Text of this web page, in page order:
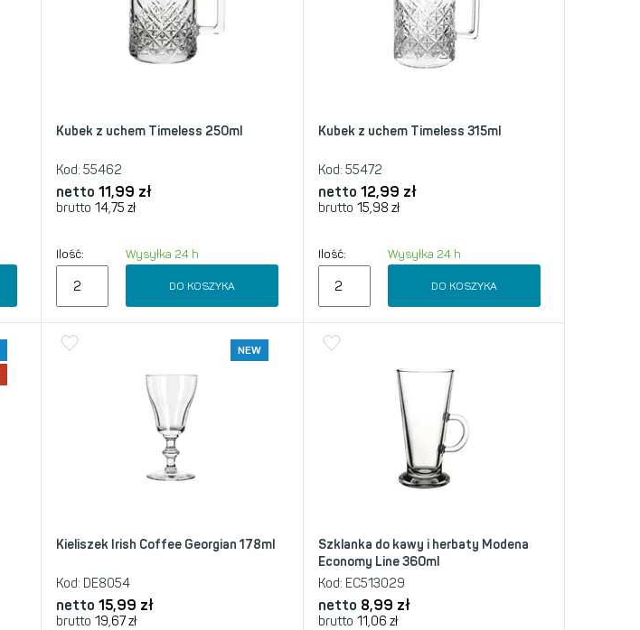
Kubek z uchem Timeless 250ml
Kod: 55462
netto 11,99 zł
brutto 14,75zł
Ilość: Wysyłka 24 h
DO KOSZYKA
Kubek z uchem Timeless 315ml
Kod: 55472
netto 12,99 zł
brutto 15,98 zł
Ilość: Wysyłka 24 h
DO KOSZYKA
NEW
Kieliszek Irish Coffee Georgian 178ml
Kod: DE8054
netto 15,99 zł
brutto 19,67zł
Szklanka do kawy i herbaty Modena
Economy Line 360ml
Kod: EC513029
netto 8,99 zł
brutto 11,06 zł